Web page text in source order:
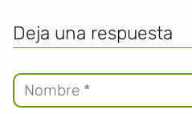
Deja una respuesta